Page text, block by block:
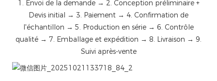
1. Envoi de la demande → 2. Conception préliminaire +
Devis initial → 3. Paiement → 4. Confirmation de
l'échantillon → 5. Production en série → 6. Contrôle
qualité → 7. Emballage et expédition → 8. Livraison → 9.
Suivi après-vente
微信图片_20251021133718_84_2